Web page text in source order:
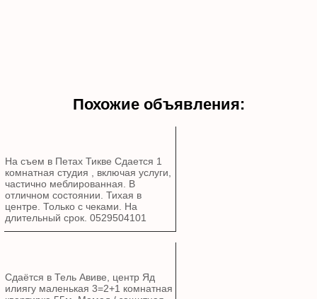
Похожие объявления:
На съем в Петах Тикве Сдается 1
комнатная студия , включая услуги,
частично меблированная. В
отличном состоянии. Тихая в
центре. Только с чеками. На
длительный срок. 0529504101
Сдаётся в Тель Авиве, центр Яд
илиягу маленькая 3=2+1 комнатная